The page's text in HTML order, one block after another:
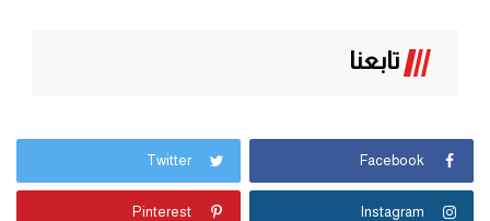
تابعنا
Facebook
Twitter
Instagram
Pinterest